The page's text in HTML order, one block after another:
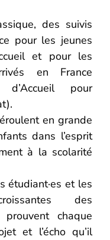
des suivis
pour les jeunes
et pour les
en France
pour
en grande
dans l’esprit
à la scolarité
étudiant·es et les
des
prouvent chaque
et l’écho qu’il